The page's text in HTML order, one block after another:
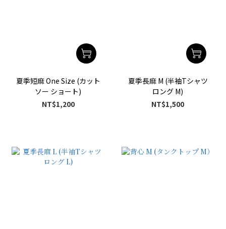
夏季短麻 One Size (カット
ソー ショート)
NT$1,200
夏季長麻 M (半袖Tシャツ
ロング M)
NT$1,500